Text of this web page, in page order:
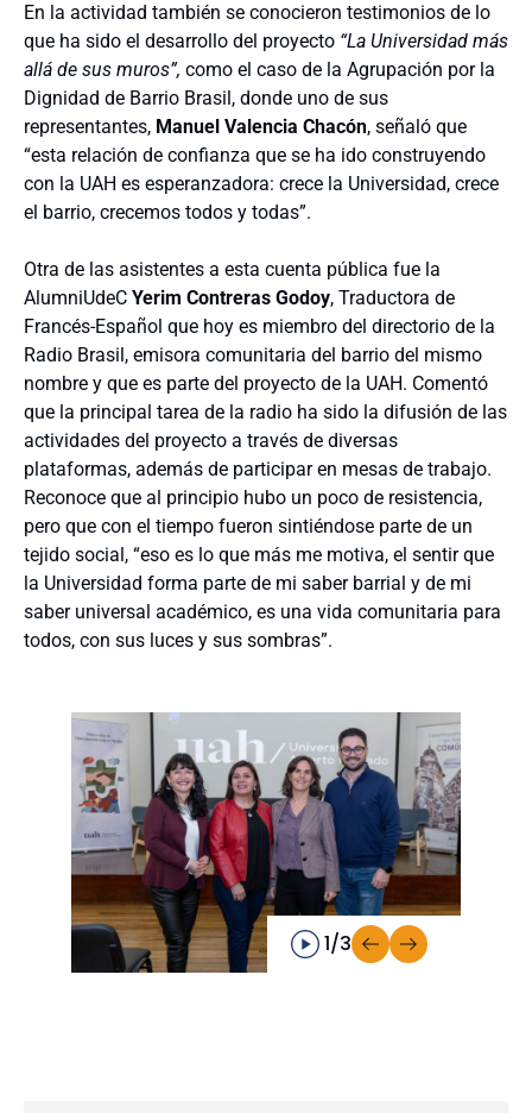
En la actividad también se conocieron testimonios de lo
que ha sido el desarrollo del proyecto “La Universidad más
allá de sus muros”, como el caso de la Agrupación por la
Dignidad de Barrio Brasil, donde uno de sus
representantes, Manuel Valencia Chacón, señaló que
“esta relación de confianza que se ha ido construyendo
con la UAH es esperanzadora: crece la Universidad, crece
el barrio, crecemos todos y todas”.
Otra de las asistentes a esta cuenta pública fue la
AlumniUdeC Yerim Contreras Godoy, Traductora de
Francés-Español que hoy es miembro del directorio de la
Radio Brasil, emisora comunitaria del barrio del mismo
nombre y que es parte del proyecto de la UAH. Comentó
que la principal tarea de la radio ha sido la difusión de las
actividades del proyecto a través de diversas
plataformas, además de participar en mesas de trabajo.
Reconoce que al principio hubo un poco de resistencia,
pero que con el tiempo fueron sintiéndose parte de un
tejido social, “eso es lo que más me motiva, el sentir que
la Universidad forma parte de mi saber barrial y de mi
saber universal académico, es una vida comunitaria para
todos, con sus luces y sus sombras”.
1/3